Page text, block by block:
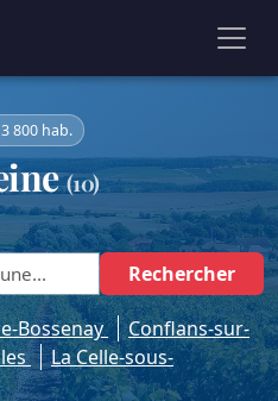
800 hab.
(10)
Rechercher
Bossenay
Conflans-sur-
La Celle-sous-